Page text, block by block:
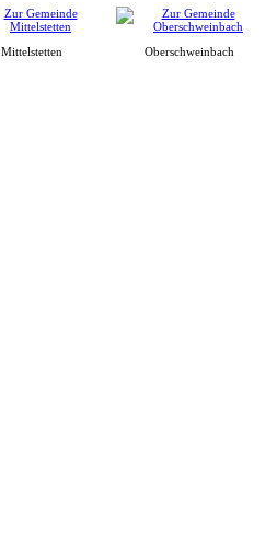
Mittelstetten Oberschweinbach